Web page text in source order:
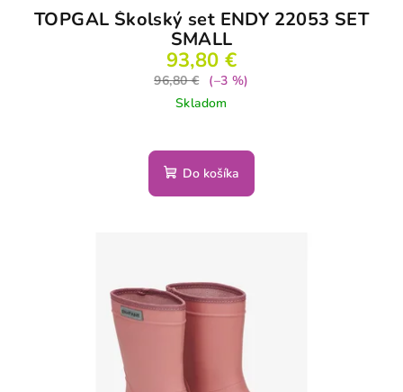
TOPGAL Školský set ENDY 22053 SET
SMALL
93,80 €
96,80 €
(–3 %)
Skladom
Do košíka